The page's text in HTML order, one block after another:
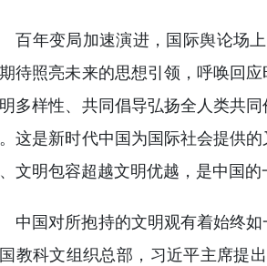
年变局加速演进，国际舆论场上“
待照亮未来的思想引领，呼唤回
多样性、共同倡导弘扬全人类共
这是新时代中国为国际社会提供
文明包容超越文明优越，是中国的
国对所抱持的文明观有着始终如
教科文组织总部，习近平主席提